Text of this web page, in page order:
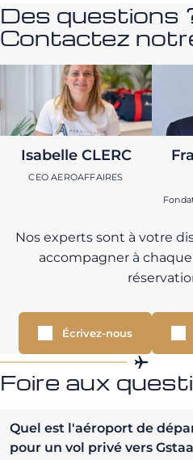
Des questions
Contactez
Isabelle CLERC
CEO AEROAFFAIRES
Nos experts sont à votre
accompagner à
Écrivez-nous
Foire aux
Quel est l'aéroport de
pour un vol privé vers